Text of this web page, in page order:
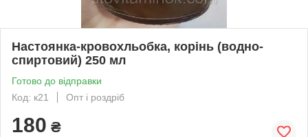
Настоянка-кровохльобка, корінь (водно-
спиртовий) 250 мл
Готово до відправки
Код: к21
Опт і роздріб
180 ₴